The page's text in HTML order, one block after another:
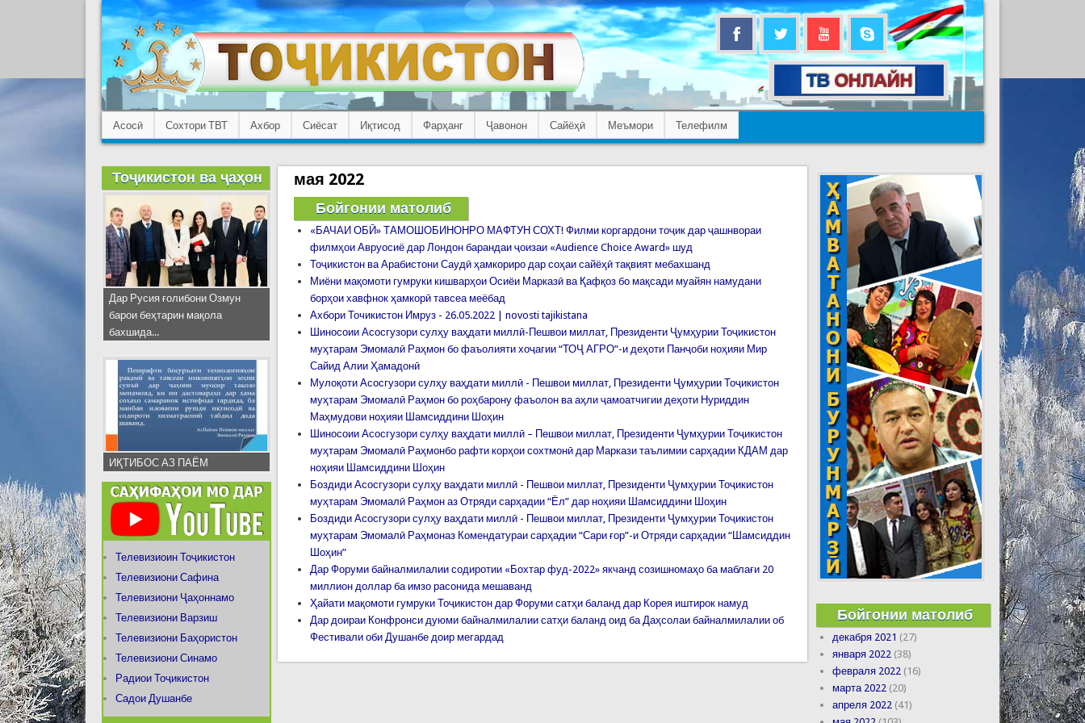
Асосӣ Сохтори ТВТ Ахбор Сиёсат Иқтисод Фарҳанг Ҷавонон Сайёҳӣ Меъмори Телефилм
мая 2022
Бойгонии матолиб
«БАЧАИ ОБӢ» ТАМОШОБИНОНРО МАФТУН СОХТ! Филми коргардони тоҷик дар ҷашнвораи
филмҳои Авруосиё дар Лондон барандаи ҷоизаи «Audience Choice Award» шуд
Тоҷикистон ва Арабистони Саудӣ ҳамкориро дар соҳаи сайёҳӣ тақвият мебахшанд
Миёни мақомоти гумруки кишварҳои Осиёи Марказӣ ва Қафқоз бо мақсади муайян намудани
борҳои хавфнок ҳамкорӣ тавсеа меёбад
Ахбори Точикистон Имруз - 26.05.2022 | novosti tajikistana
Шиносоии Асосгузори сулҳу ваҳдати миллӣ-Пешвои миллат, Президенти Ҷумҳурии Тоҷикистон
муҳтарам Эмомалӣ Раҳмон бо фаъолияти хоҷагии “ТОҶ АГРО”-и деҳоти Панҷоби ноҳияи Мир
Сайид Алии Ҳамадонӣ
Мулоқоти Асосгузори сулҳу ваҳдати миллӣ - Пешвои миллат, Президенти Ҷумҳурии Тоҷикистон
муҳтарам Эмомалӣ Раҳмон бо роҳбарону фаъолон ва аҳли ҷамоатчигии деҳоти Нуриддин
Маҳмудови ноҳияи Шамсиддини Шоҳин
Шиносоии Асосгузори сулҳу ваҳдати миллӣ – Пешвои миллат, Президенти Ҷумҳурии Тоҷикистон
муҳтарам Эмомалӣ Раҳмонбо рафти корҳои сохтмонӣ дар Маркази таълимии сарҳадии КДАМ дар
ноҳияи Шамсиддини Шоҳин
Боздиди Асосгузори сулҳу ваҳдати миллӣ - Пешвои миллат, Президенти Ҷумҳурии Тоҷикистон
муҳтарам Эмомалӣ Раҳмон аз Отряди сарҳадии “Ёл” дар ноҳияи Шамсиддини Шоҳин
Боздиди Асосгузори сулҳу ваҳдати миллӣ - Пешвои миллат, Президенти Ҷумҳурии Тоҷикистон
муҳтарам Эмомалӣ Раҳмоназ Комендатураи сарҳадии “Сари ғор”-и Отряди сарҳадии “Шамсиддин
Шоҳин”
Дар Форуми байналмилалии содиротии «Бохтар фуд-2022» якчанд созишномаҳо ба маблағи 20
миллион доллар ба имзо расонида мешаванд
Ҳайати мақомоти гумруки Тоҷикистон дар Форуми сатҳи баланд дар Корея иштирок намуд
Дар доираи Конфронси дуюми байналмилалии сатҳи баланд оид ба Даҳсолаи байналмилалии об
Фестивали оби Душанбе доир мегардад
Тоҷикистон ва ҷаҳон
Дар Русия ғолибони Озмун
барои беҳтарин мақола
бахшида...
ИҚТИБОС АЗ ПАЁМ
Телевизиоин Тоҷикистон
Телевизиони Сафина
Телевизиони Ҷаҳоннамо
Телевизиони Варзиш
Телевизиони Баҳористон
Телевизиони Синамо
Радиои Тоҷикистон
Садои Душанбе
Бойгонии матолиб
декабря 2021 (27)
января 2022 (38)
февраля 2022 (16)
марта 2022 (20)
апреля 2022 (41)